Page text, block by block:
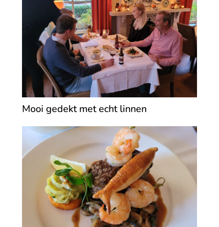
Mooi gedekt met echt linnen